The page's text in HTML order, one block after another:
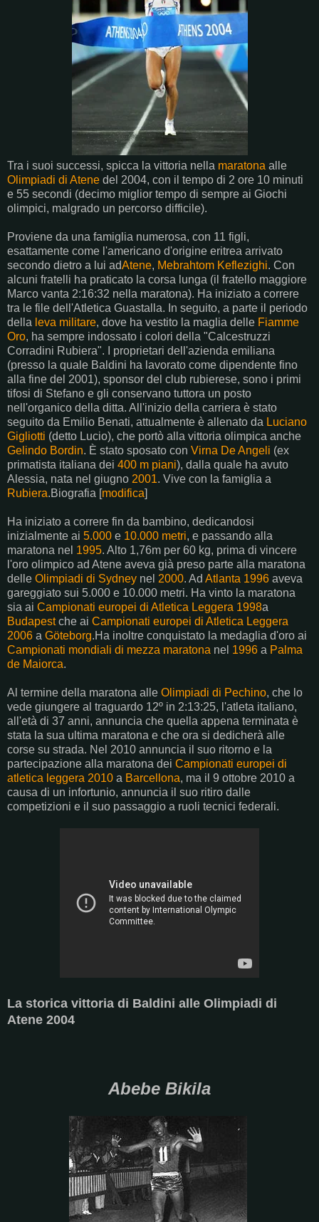
Tra i suoi successi, spicca la vittoria nella maratona alle
Olimpiadi di Atene del 2004, con il tempo di 2 ore 10 minuti
e 55 secondi (decimo miglior tempo di sempre ai Giochi
olimpici, malgrado un percorso difficile).
Proviene da una famiglia numerosa, con 11 figli,
esattamente come l'americano d'origine eritrea arrivato
secondo dietro a lui adAtene, Mebrahtom Keflezighi. Con
alcuni fratelli ha praticato la corsa lunga (il fratello maggiore
Marco vanta 2:16:32 nella maratona). Ha iniziato a correre
tra le file dell'Atletica Guastalla. In seguito, a parte il periodo
della leva militare, dove ha vestito la maglia delle Fiamme
Oro, ha sempre indossato i colori della "Calcestruzzi
Corradini Rubiera". I proprietari dell'azienda emiliana
(presso la quale Baldini ha lavorato come dipendente fino
alla fine del 2001), sponsor del club rubierese, sono i primi
tifosi di Stefano e gli conservano tuttora un posto
nell'organico della ditta. All'inizio della carriera è stato
seguito da Emilio Benati, attualmente è allenato da Luciano
Gigliotti (detto Lucio), che portò alla vittoria olimpica anche
Gelindo Bordin. È stato sposato con Virna De Angeli (ex
primatista italiana dei 400 m piani), dalla quale ha avuto
Alessia, nata nel giugno 2001. Vive con la famiglia a
Rubiera.Biografia [modifica]
Ha iniziato a correre fin da bambino, dedicandosi
inizialmente ai 5.000 e 10.000 metri, e passando alla
maratona nel 1995. Alto 1,76m per 60 kg, prima di vincere
l'oro olimpico ad Atene aveva già preso parte alla maratona
delle Olimpiadi di Sydney nel 2000. Ad Atlanta 1996 aveva
gareggiato sui 5.000 e 10.000 metri. Ha vinto la maratona
sia ai Campionati europei di Atletica Leggera 1998a
Budapestche ai Campionati europei di Atletica Leggera
2006 a Göteborg.Ha inoltre conquistato la medaglia d'oro ai
Campionati mondiali di mezza maratona nel 1996 a Palma
de Maiorca.
Al termine della maratona alle Olimpiadi di Pechino, che lo
vede giungere al traguardo 12º in 2:13:25, l'atleta italiano,
all'età di 37 anni, annuncia che quella appena terminata è
stata la sua ultima maratona e che ora si dedicherà alle
corse su strada. Nel 2010 annuncia il suo ritorno e la
partecipazione alla maratona dei Campionati europei di
atletica leggera 2010 a Barcellona, ma il 9 ottobre 2010 a
causa di un infortunio, annuncia il suo ritiro dalle
competizioni e il suo passaggio a ruoli tecnici federali.
La storica vittoria di Baldini alle Olimpiadi di
Atene 2004
Abebe Bikila